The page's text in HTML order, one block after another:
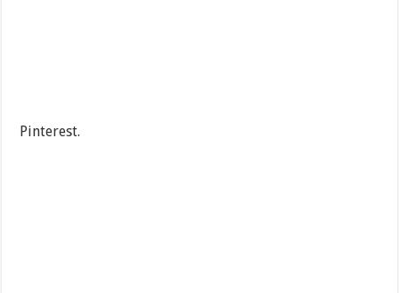
Pinterest.